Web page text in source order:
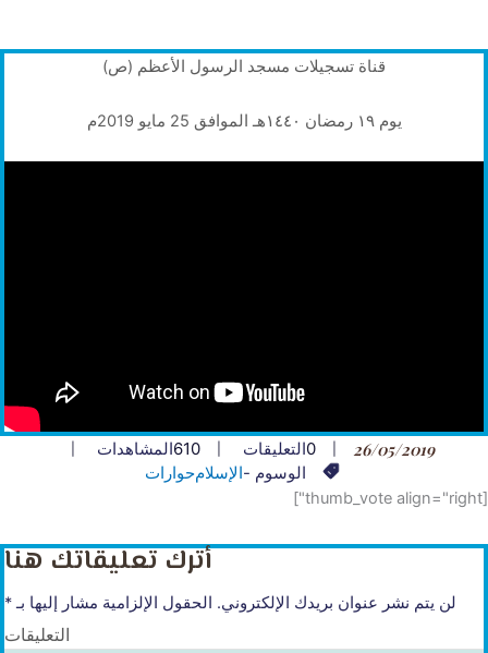
قناة تسجيلات مسجد الرسول الأعظم (ص)
يوم ١٩ رمضان ١٤٤٠هـ الموافق 25 مايو 2019م
26/05/2019
0التعليقات 610المشاهدات
الوسوم -الإسلامحوارات
[thumb_vote align="right"]
أترك تعليقاتك هنا
لن يتم نشر عنوان بريدك الإلكتروني. الحقول الإلزامية مشار إليها بـ *
التعليقات